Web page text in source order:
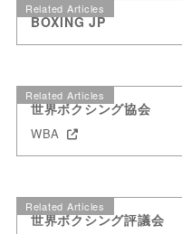
Related Articles
BOXING JP
Related Articles
世界ボクシング協会
WBA
Related Articles
世界ボクシング評議会